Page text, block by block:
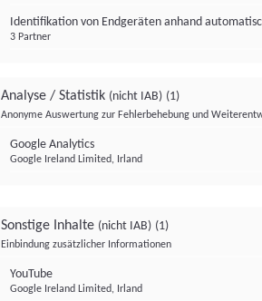
Identifikation von Endgeräten anhand
3 Partner
Analyse / Statistik (nicht IAB) (1)
Anonyme Auswertung zur Fehlerbehebung und
Google Analytics
Google Ireland Limited, Irland
Sonstige Inhalte (nicht IAB) (1)
Einbindung zusätzlicher Informationen
YouTube
Google Ireland Limited, Irland